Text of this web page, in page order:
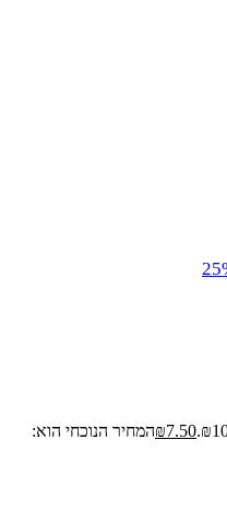
₪7.50
המחיר הנוכחי הוא: